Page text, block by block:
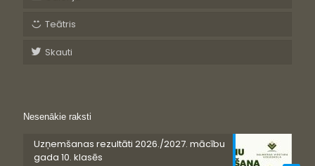
Teātris
Skauti
Nesenākie raksti
Uzņemšanas rezultāti 2026./2027. mācību
gada 10. klasēs